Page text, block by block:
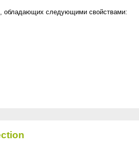
обладающих следующими свойствами: